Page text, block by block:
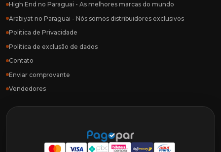
High End no Paraguai - As melhores marcas do mundo
Arabiyat no Paraguai - Nós somos distribuidores exclusivos
Politica de Privacidade
Política de exclusão de dados
Contato
Enviar comprovante
Vendedores